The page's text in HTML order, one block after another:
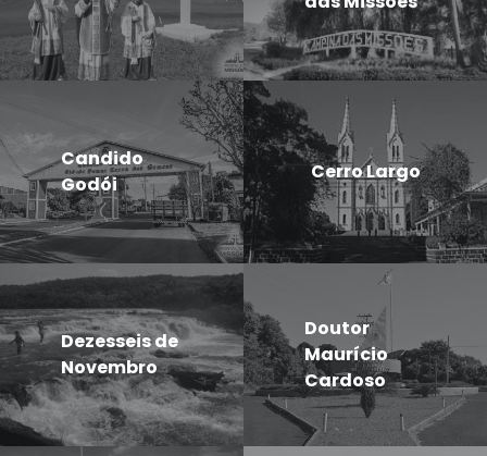
Candido
Godói
Cerro Largo
Dezesseis de
Novembro
Doutor
Maurício
Cardoso